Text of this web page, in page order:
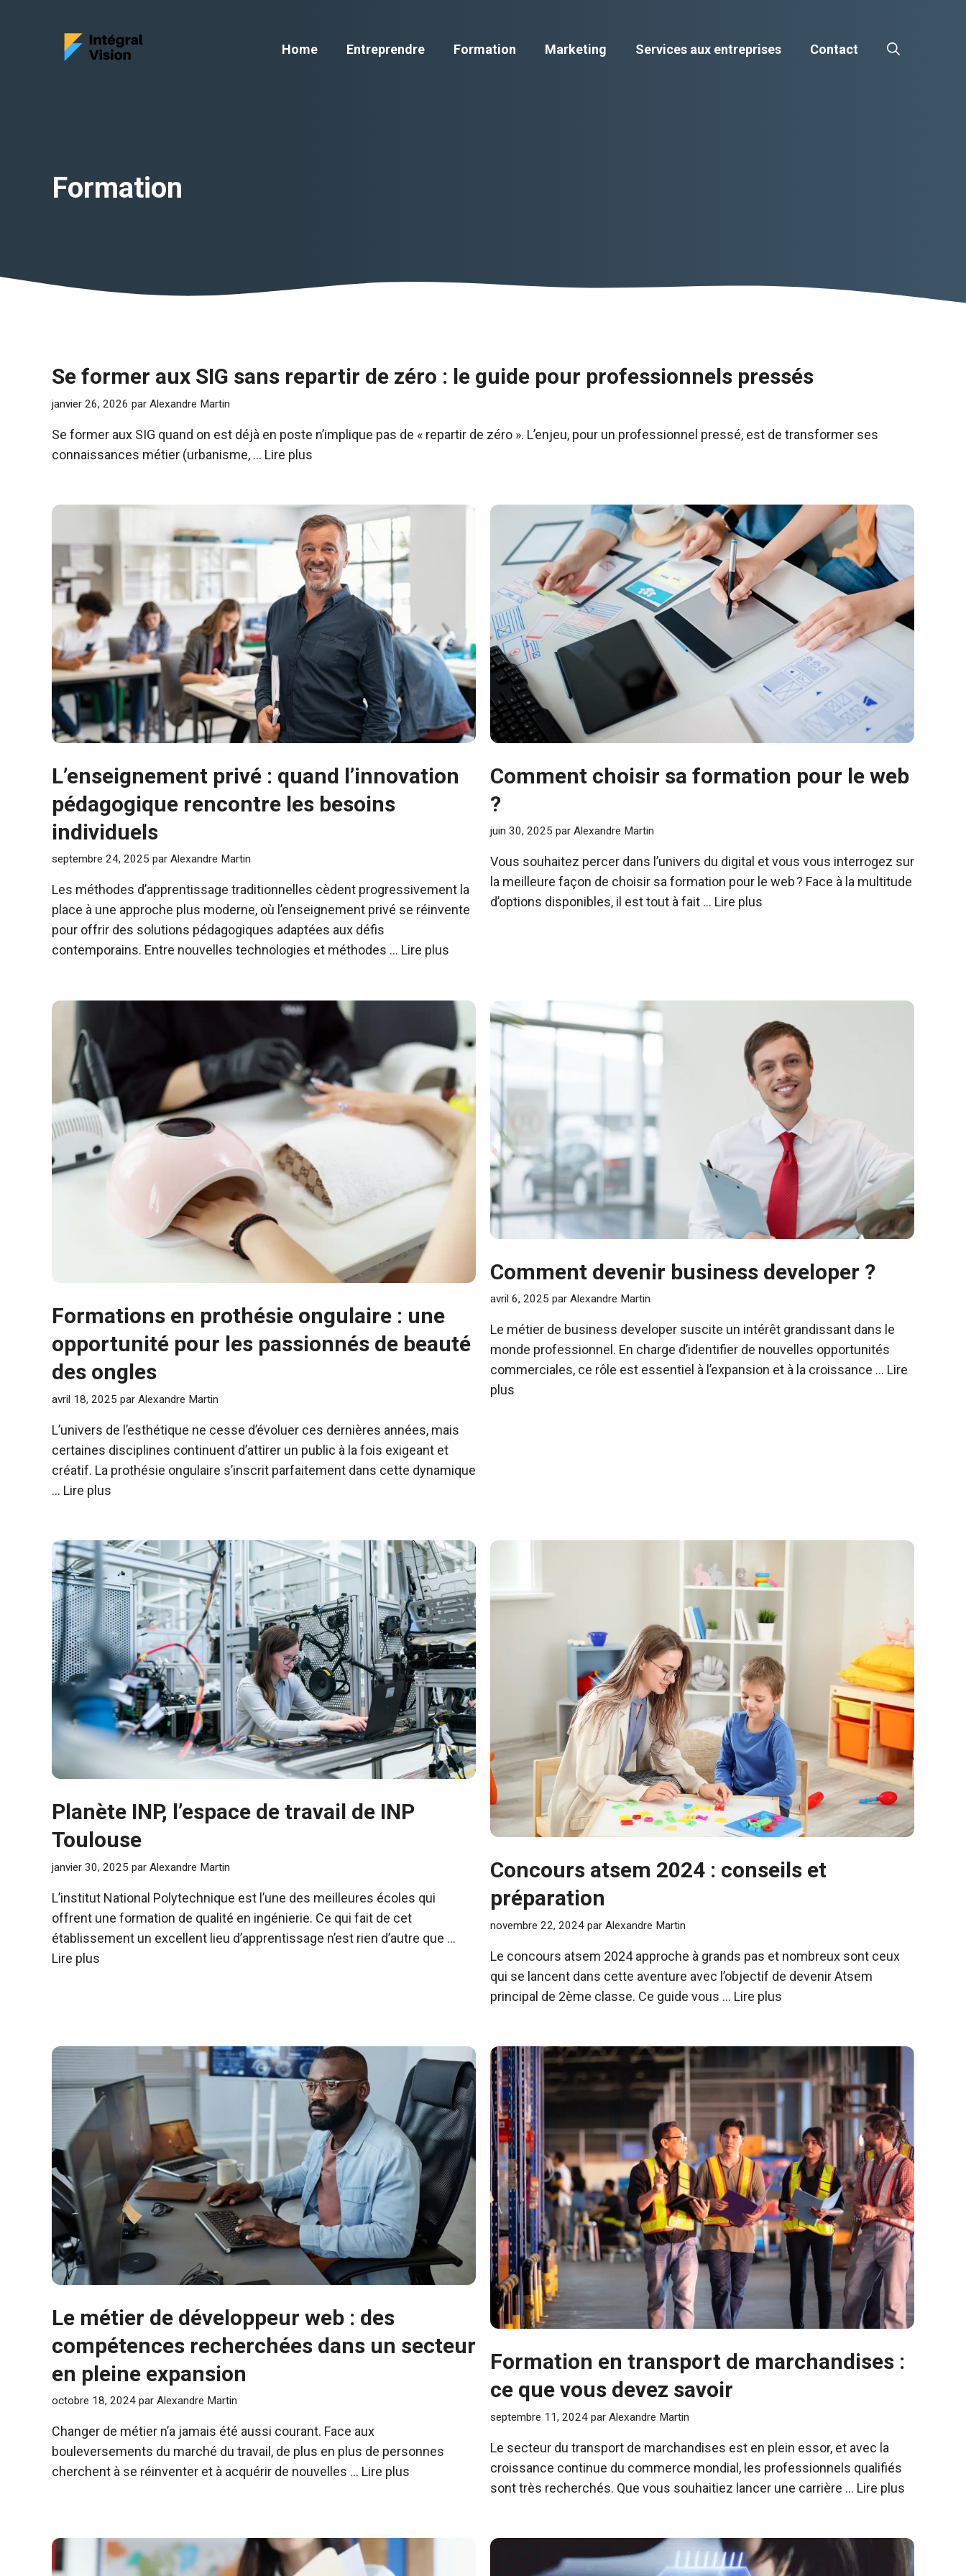
Home Entreprendre Formation Marketing Services aux entreprises Contact
Formation
Se former aux SIG sans repartir de zéro : le guide pour professionnels pressés
janvier 26, 2026 par Alexandre Martin
Se former aux SIG quand on est déjà en poste n’implique pas de « repartir de zéro ». L’enjeu, pour un professionnel pressé, est de transformer ses
connaissances métier (urbanisme, … Lire plus
L’enseignement privé : quand l’innovation
pédagogique rencontre les besoins
individuels
septembre 24, 2025 par Alexandre Martin
Les méthodes d’apprentissage traditionnelles cèdent progressivement la
place à une approche plus moderne, où l’enseignement privé se réinvente
pour offrir des solutions pédagogiques adaptées aux défis
contemporains. Entre nouvelles technologies et méthodes … Lire plus
Comment choisir sa formation pour le web
?
juin 30, 2025 par Alexandre Martin
Vous souhaitez percer dans l’univers du digital et vous vous interrogez sur
la meilleure façon de choisir sa formation pour le web ? Face à la multitude
d’options disponibles, il est tout à fait … Lire plus
Formations en prothésie ongulaire : une
opportunité pour les passionnés de beauté
des ongles​
avril 18, 2025 par Alexandre Martin
L’univers de l’esthétique ne cesse d’évoluer ces dernières années, mais
certaines disciplines continuent d’attirer un public à la fois exigeant et
créatif. La prothésie ongulaire s’inscrit parfaitement dans cette dynamique
… Lire plus
Comment devenir business developer ?
avril 6, 2025 par Alexandre Martin
Le métier de business developer suscite un intérêt grandissant dans le
monde professionnel. En charge d’identifier de nouvelles opportunités
commerciales, ce rôle est essentiel à l’expansion et à la croissance … Lire
plus
Planète INP, l’espace de travail de INP
Toulouse
janvier 30, 2025 par Alexandre Martin
L’institut National Polytechnique est l’une des meilleures écoles qui
offrent une formation de qualité en ingénierie. Ce qui fait de cet
établissement un excellent lieu d’apprentissage n’est rien d’autre que …
Lire plus
Concours atsem 2024 : conseils et
préparation
novembre 22, 2024 par Alexandre Martin
Le concours atsem 2024 approche à grands pas et nombreux sont ceux
qui se lancent dans cette aventure avec l’objectif de devenir Atsem
principal de 2ème classe. Ce guide vous … Lire plus
Le métier de développeur web : des
compétences recherchées dans un secteur
en pleine expansion
octobre 18, 2024 par Alexandre Martin
Changer de métier n’a jamais été aussi courant. Face aux
bouleversements du marché du travail, de plus en plus de personnes
cherchent à se réinventer et à acquérir de nouvelles … Lire plus
Formation en transport de marchandises :
ce que vous devez savoir
septembre 11, 2024 par Alexandre Martin
Le secteur du transport de marchandises est en plein essor, et avec la
croissance continue du commerce mondial, les professionnels qualifiés
sont très recherchés. Que vous souhaitiez lancer une carrière … Lire plus